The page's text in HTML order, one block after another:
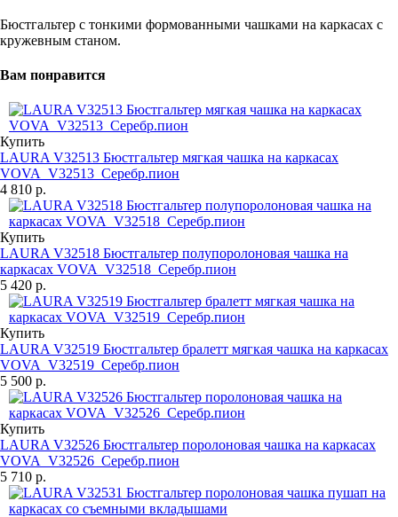
Бюстгальтер с тонкими формованными чашками на каркасах с
кружевным станом.
Вам понравится
Купить
LAURA V32513 Бюстгальтер мягкая чашка на каркасах
VOVA_V32513_Серебр.пион
4 810 р.
Купить
LAURA V32518 Бюстгальтер полупоролоновая чашка на
каркасах VOVA_V32518_Серебр.пион
5 420 р.
Купить
LAURA V32519 Бюстгальтер бралетт мягкая чашка на каркасах
VOVA_V32519_Серебр.пион
5 500 р.
Купить
LAURA V32526 Бюстгальтер поролоновая чашка на каркасах
VOVA_V32526_Серебр.пион
5 710 р.